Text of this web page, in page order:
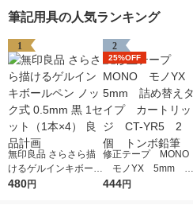
筆記用具の人気ランキング
1
無印良品 さらさら描
けるゲルインキボール
ペン ノック式 0.5mm
480円
2
25%OFF
修正テープ MONO
モノYX 5mm 詰
め替えタイプ カート
444円